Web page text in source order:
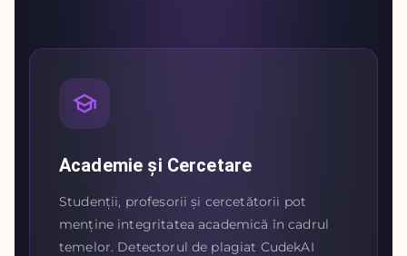
Academie și Cercetare
Studenții, profesorii și cercetătorii pot
menține integritatea academică în cadrul
temelor. Detectorul de plagiat CudekAI